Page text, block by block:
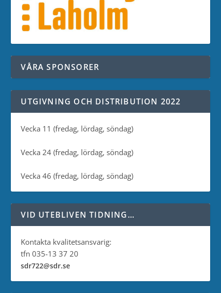
VÅRA SPONSORER
UTGIVNING OCH DISTRIBUTION 2022
Vecka 11 (fredag, lördag, söndag)
Vecka 24 (fredag, lördag, söndag)
Vecka 46 (fredag, lördag, söndag)
VID UTEBLIVEN TIDNING…
Kontakta kvalitetsansvarig:
tfn 035-13 37 20
sdr722@sdr.se